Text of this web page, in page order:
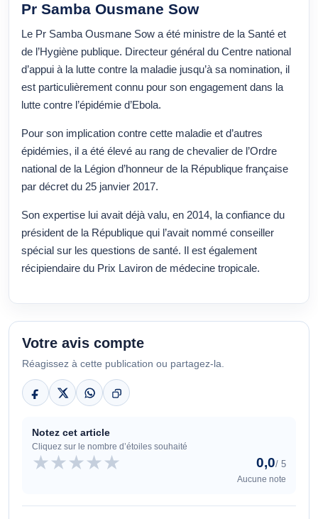
Pr Samba Ousmane Sow
Le Pr Samba Ousmane Sow a été ministre de la Santé et
de l’Hygiène publique. Directeur général du Centre national
d’appui à la lutte contre la maladie jusqu’à sa nomination, il
est particulièrement connu pour son engagement dans la
lutte contre l’épidémie d’Ebola.
Pour son implication contre cette maladie et d’autres
épidémies, il a été élevé au rang de chevalier de l’Ordre
national de la Légion d’honneur de la République française
par décret du 25 janvier 2017.
Son expertise lui avait déjà valu, en 2014, la confiance du
président de la République qui l’avait nommé conseiller
spécial sur les questions de santé. Il est également
récipiendaire du Prix Laviron de médecine tropicale.
Votre avis compte
Réagissez à cette publication ou partagez-la.
Notez cet article
Cliquez sur le nombre d’étoiles souhaité
★★★★★ 0,0/ 5
Aucune note